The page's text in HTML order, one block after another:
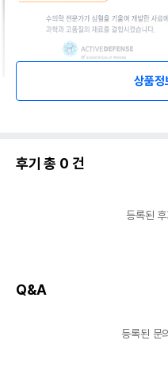
상품정
후기 총 0 건
등록된
Q&A
등록된 문